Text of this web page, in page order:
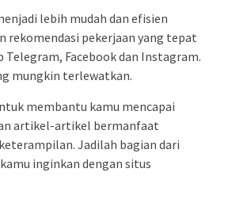
lebih mudah dan efisien
rekomendasi pekerjaan yang tepat
Facebook dan Instagram.
mungkin terlewatkan.
membantu kamu mencapai
artikel-artikel bermanfaat
Jadilah bagian dari
inginkan dengan situs